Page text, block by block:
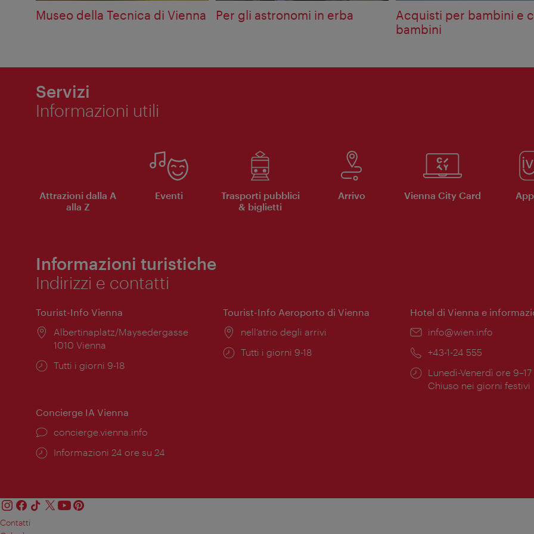
Museo della Tecnica di Vienna Per gli astronomi in erba
Acquisti per bambini e
bambini
Servizi
Informazioni utili
Attrazioni dalla A
alla Z
Eventi
Trasporti pubblici
& biglietti
Arrivo Vienna City Card
Informazioni turistiche
Indirizzi e contatti
Tourist-Info Vienna
Posizione:
Albertinaplatz/Maysedergasse
1010 Vienna
Orari
Tutti i giorni 9-18
Tourist-Info Aeroporto di Vienna
Posizione:
nell’atrio degli arrivi
Orari
Tutti i giorni 9-18
Hotel di Vienna e
Email:
info@wien.info
Telefono:
+43-1-24 555
Orari
di
Lunedì-Venerdì ore 9–17
Chiuso nei giorni festivi
Concierge IA Vienna
Ort:
concierge.vienna.info
Öffnungszeiten:
Informazioni 24 ore su 24
Contatti